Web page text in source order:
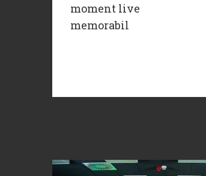
moment live
memorabil